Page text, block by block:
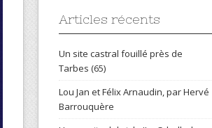
Articles récents
Un site castral fouillé près de
Tarbes (65)
Lou Jan et Félix Arnaudin, par Hervé
Barrouquère